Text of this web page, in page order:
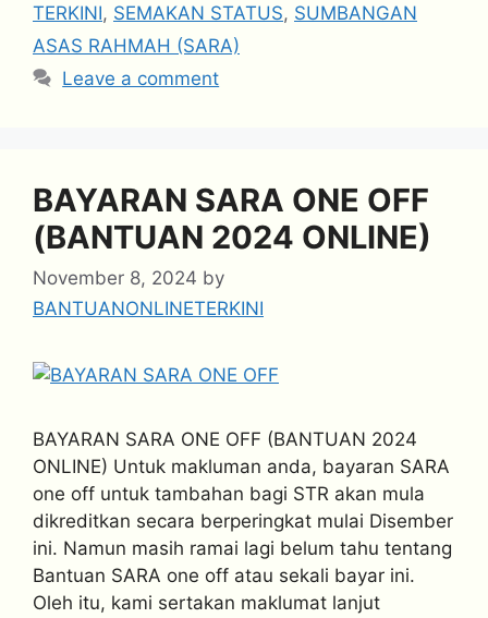
TERKINI, SEMAKAN STATUS, SUMBANGAN
ASAS RAHMAH (SARA)
Leave a comment
BAYARAN SARA ONE OFF
(BANTUAN 2024 ONLINE)
November 8, 2024 by
BANTUANONLINETERKINI
BAYARAN SARA ONE OFF (BANTUAN 2024
ONLINE) Untuk makluman anda, bayaran SARA
one off untuk tambahan bagi STR akan mula
dikreditkan secara berperingkat mulai Disember
ini. Namun masih ramai lagi belum tahu tentang
Bantuan SARA one off atau sekali bayar ini.
Oleh itu, kami sertakan maklumat lanjut